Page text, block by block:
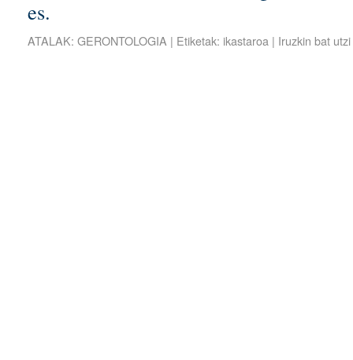
es.
ATALAK: GERONTOLOGIA | Etiketak: ikastaroa | Iruzkin bat utzi